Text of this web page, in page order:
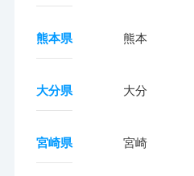
熊本県 熊本
大分県 大分
宮崎県 宮崎